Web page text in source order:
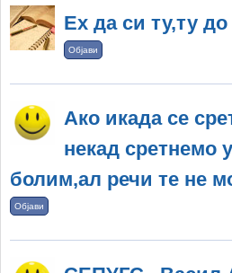
Ех да си ту,ту
Објави
Ако икада се
некад сретнемо
болим,ал речи те не
Објави